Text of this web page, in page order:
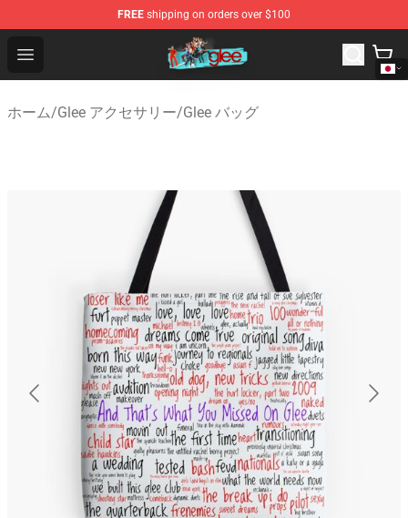
FREE shipping on orders over $100
Open menu
Glee Store - Official Glee Merchandise Shop
ホーム/Glee アクセサリー/Glee バッグ